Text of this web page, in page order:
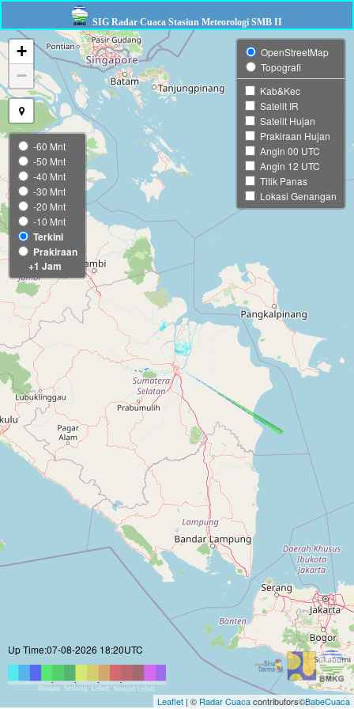
SIG Radar Cuaca Stasiun Meteorologi SMB II
+
−
-60 Mnt
-50 Mnt
-40 Mnt
-30 Mnt
-20 Mnt
-10 Mnt
Terkini
Prakiraan
+1 Jam
OpenStreetMap
Topografi
Kab&Kec
Satelit IR
Satelit Hujan
Prakiraan Hujan
Angin 00 UTC
Angin 12 UTC
Titik Panas
Lokasi Genangan
Up Time:07-08-2026 18:20UTC
Leaflet | © Radar Cuacacontributors©BabeCuaca